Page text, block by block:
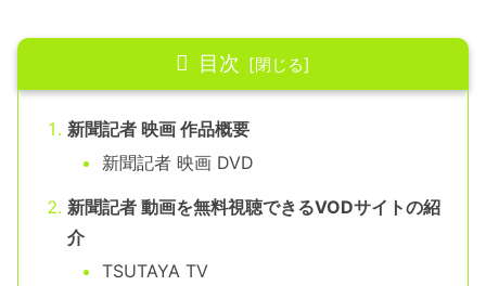
目次
新聞記者 映画 作品概要
新聞記者 映画 DVD
新聞記者 動画を無料視聴できるVODサイトの紹
介
TSUTAYA TV